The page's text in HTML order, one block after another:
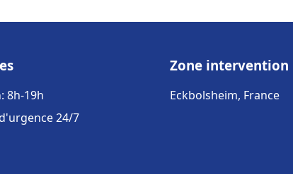
8h-19h
24/7
Zone intervention
Eckbolsheim, France